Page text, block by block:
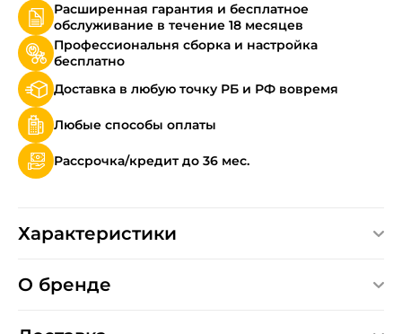
Расширенная гарантия и бесплатное
обслуживание в течение 18 месяцев
Профессиональня сборка и настройка
бесплатно
Доставка в любую точку РБ и РФ вовремя
Любые способы оплаты
Рассрочка/кредит до 36 мес.
Характеристики
О бренде